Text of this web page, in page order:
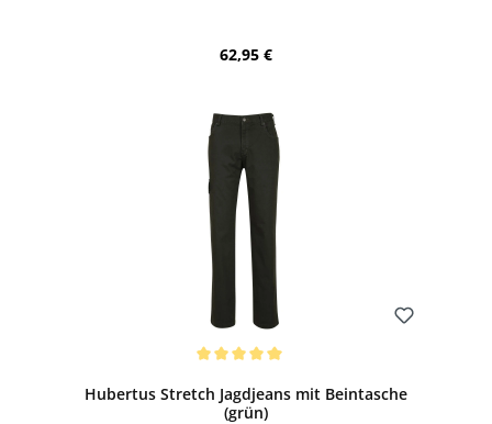
Regulärer Preis:
62,95 €
Hubertus Stretch Jagdjeans mit Beintasche
(grün)